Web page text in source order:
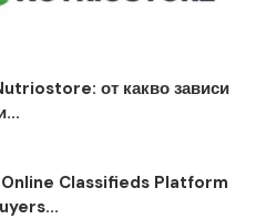
от какво зависи
Classifieds Platform